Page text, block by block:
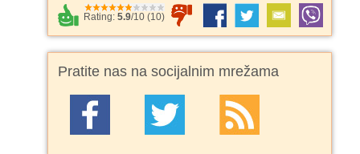
Rating:5.9/10 (10)
Pratite nas na socijalnim mrežama